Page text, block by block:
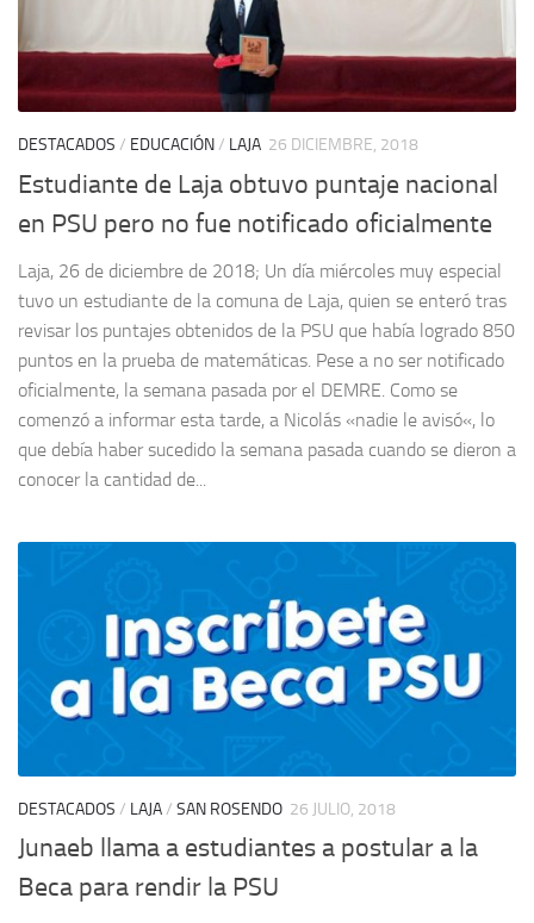
DESTACADOS / EDUCACIÓN/ LAJA 26 DICIEMBRE, 2018
Estudiante de Laja obtuvo puntaje nacional
en PSU pero no fue notificado oficialmente
Laja, 26 de diciembre de 2018; Un día miércoles muy especial
tuvo un estudiante de la comuna de Laja, quien se enteró tras
revisar los puntajes obtenidos de la PSU que había logrado 850
puntos en la prueba de matemáticas. Pese a no ser notificado
oficialmente, la semana pasada por el DEMRE. Como se
comenzó a informar esta tarde, a Nicolás «nadie le avisó«, lo
que debía haber sucedido la semana pasada cuando se dieron a
conocer la cantidad de...
DESTACADOS / LAJA/ SAN ROSENDO 26 JULIO, 2018
Junaeb llama a estudiantes a postular a la
Beca para rendir la PSU